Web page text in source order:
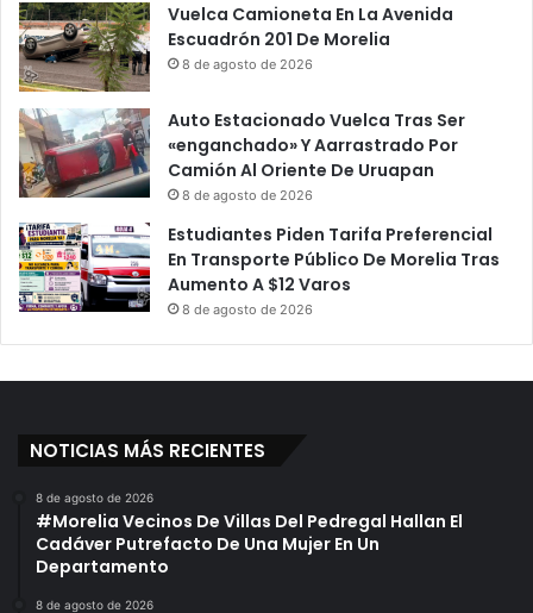
Vuelca Camioneta En La Avenida
Escuadrón 201 De Morelia
8 de agosto de 2026
Auto Estacionado Vuelca Tras Ser
«enganchado» Y Aarrastrado Por
Camión Al Oriente De Uruapan
8 de agosto de 2026
Estudiantes Piden Tarifa Preferencial
En Transporte Público De Morelia Tras
Aumento A $12 Varos
8 de agosto de 2026
NOTICIAS MÁS RECIENTES
8 de agosto de 2026
#Morelia Vecinos De Villas Del Pedregal Hallan El
Cadáver Putrefacto De Una Mujer En Un
Departamento
8 de agosto de 2026